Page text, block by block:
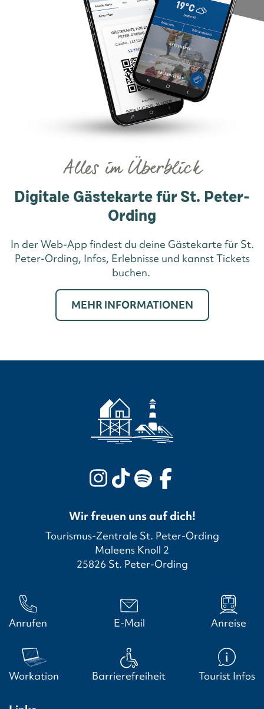
Alles im Überblick
Digitale Gästekarte für St. Peter-
Ording
In der Web-App findest du deine Gästekarte für St.
Peter-Ording, Infos, Erlebnisse und kannst Tickets
buchen.
MEHR INFORMATIONEN
Wir freuen uns auf dich!
Tourismus-Zentrale St. Peter-Ording
Maleens Knoll 2
25826 St. Peter-Ording
Anrufen E-Mail Anreise
Workation Barrierefreiheit Tourist Infos